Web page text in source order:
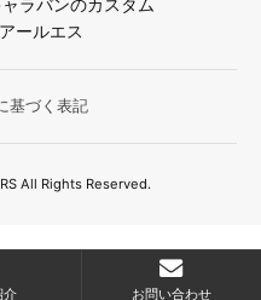
ールエス
基づく表記
All Rights Reserved.
介 お問い合わせ